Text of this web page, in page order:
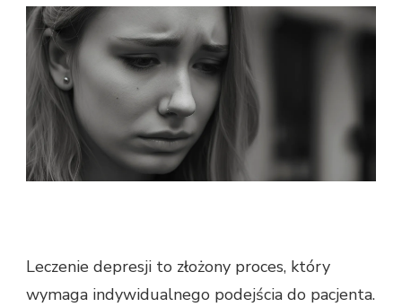
Leczenie depresji to złożony proces, który
wymaga indywidualnego podejścia do pacjenta.